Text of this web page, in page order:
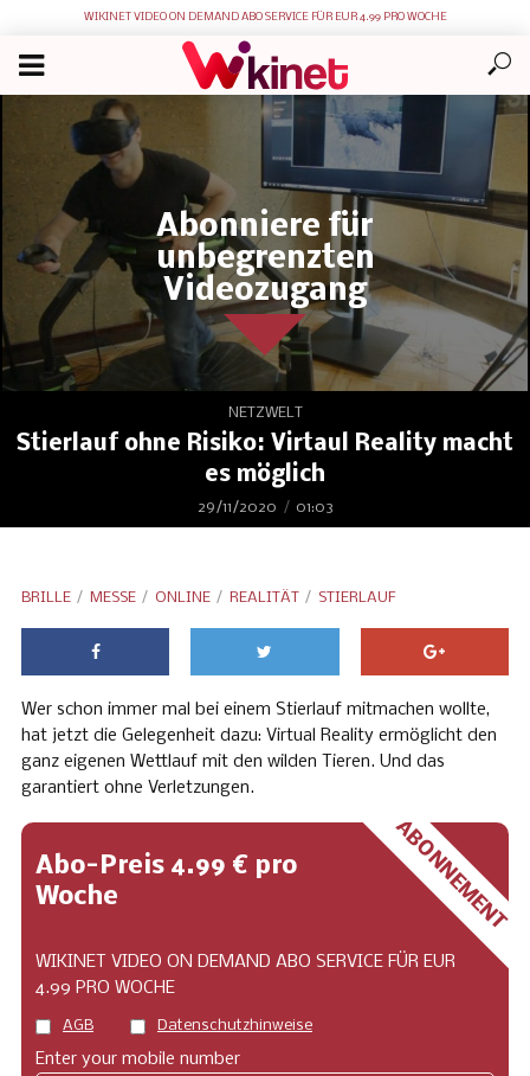
WIKINET VIDEO ON DEMAND ABO SERVICE FÜR EUR 4.99 PRO WOCHE
Abonniere für
unbegrenzten
Videozugang
NETZWELT
Stierlauf ohne Risiko: Virtaul Reality macht
es möglich
29/11/2020 01:03
BRILLE MESSE ONLINE REALITÄT STIERLAUF
Wer schon immer mal bei einem Stierlauf mitmachen wollte,
hat jetzt die Gelegenheit dazu: Virtual Reality ermöglicht den
ganz eigenen Wettlauf mit den wilden Tieren. Und das
garantiert ohne Verletzungen.
ABONNEMENT
Abo-Preis 4.99 € pro
Woche
WIKINET VIDEO ON DEMAND ABO SERVICE FÜR EUR
4.99 PRO WOCHE
AGB Datenschutzhinweise
Enter your mobile number